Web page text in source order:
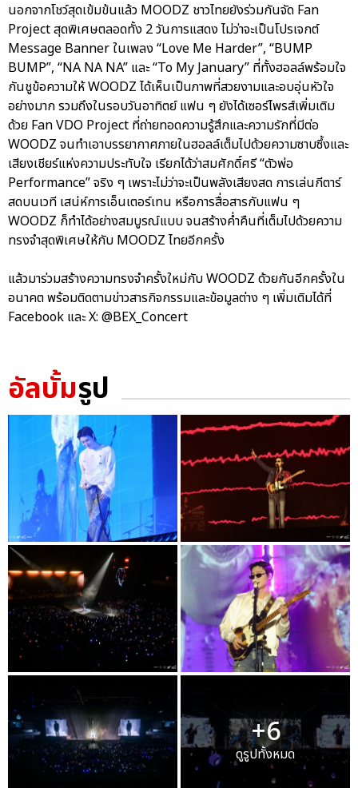
นอกจากโชว์สุดเข้มข้นแล้ว MOODZ ชาวไทยยังร่วมกันจัด Fan
Project สุดพิเศษตลอดทั้ง 2 วันการแสดง ไม่ว่าจะเป็นโปรเจกต์
Message Banner ในเพลง “Love Me Harder”, “BUMP
BUMP”, “NA NA NA” และ “To My January” ที่ทั้งฮอลล์พร้อมใจ
กันชูข้อความให้ WOODZ ได้เห็นเป็นภาพที่สวยงามและอบอุ่นหัวใจ
อย่างมาก รวมถึงในรอบวันอาทิตย์ แฟน ๆ ยังได้เซอร์ไพรส์เพิ่มเติม
ด้วย Fan VDO Project ที่ถ่ายทอดความรู้สึกและความรักที่มีต่อ
WOODZ จนทำเอาบรรยากาศภายในฮอลล์เต็มไปด้วยความซาบซึ้งและ
เสียงเชียร์แห่งความประทับใจ เรียกได้ว่าสมศักดิ์ศรี “ตัวพ่อ
Performance” จริง ๆ เพราะไม่ว่าจะเป็นพลังเสียงสด การเล่นกีตาร์
สดบนเวที เสน่ห์การเอ็นเตอร์เทน หรือการสื่อสารกับแฟน ๆ
WOODZ ก็ทำได้อย่างสมบูรณ์แบบ จนสร้างค่ำคืนที่เต็มไปด้วยความ
ทรงจำสุดพิเศษให้กับ MOODZ ไทยอีกครั้ง
แล้วมาร่วมสร้างความทรงจำครั้งใหม่กับ WOODZ ด้วยกันอีกครั้งใน
อนาคต พร้อมติดตามข่าวสารกิจกรรมและข้อมูลต่าง ๆ เพิ่มเติมได้ที่
Facebook และ X: @BEX_Concert
อัลบั้มรูป
+6
ดูรูปทั้งหมด